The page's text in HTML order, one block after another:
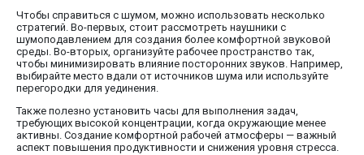
Чтобы справиться с шумом, можно использовать несколько
стратегий. Во-первых, стоит рассмотреть наушники с
шумоподавлением для создания более комфортной звуковой
среды. Во-вторых, организуйте рабочее пространство так,
чтобы минимизировать влияние посторонних звуков. Например,
выбирайте место вдали от источников шума или используйте
перегородки для уединения.
Также полезно установить часы для выполнения задач,
требующих высокой концентрации, когда окружающие менее
активны. Создание комфортной рабочей атмосферы — важный
аспект повышения продуктивности и снижения уровня стресса.